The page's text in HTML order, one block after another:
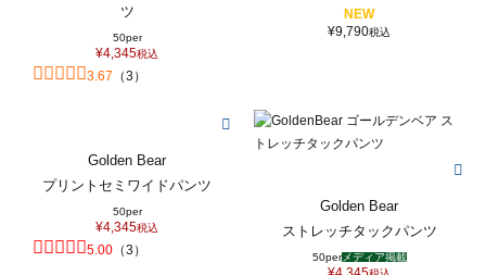
ツ
50per
¥4,345税込
3.67 （3 ）
NEW
¥9,790税込
Golden Bear
プリントセミワイドパンツ
50per
¥4,345税込
5.00 （3 ）
Golden Bear
ストレッチタックパンツ
50perメディア掲載